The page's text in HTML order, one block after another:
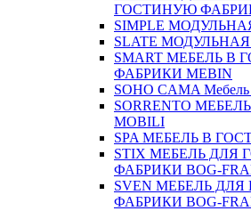
ГОСТИНУЮ
SIMPLE
SLATE МОДУЛЬНАЯ
SMART МЕБЕЛЬ В
ФАБРИКИ MEBIN
SOHO CAMA Мебель
SORRENTO
MOBILI
SPA МЕБЕЛЬ В
STIX МЕБЕЛЬ ДЛЯ
ФАБРИКИ BOG-
SVEN МЕБЕЛЬ
ФАБРИКИ BOG-